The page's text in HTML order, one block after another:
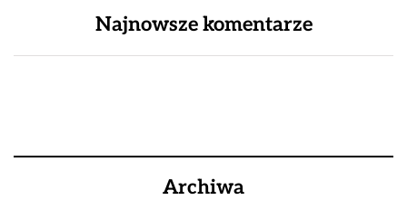
Najnowsze komentarze
Archiwa